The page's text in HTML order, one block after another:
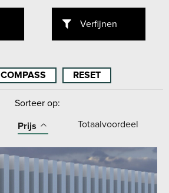
Verfijnen
COMPASS RESET
Sorteer op:
Prijs Totaalvoordeel